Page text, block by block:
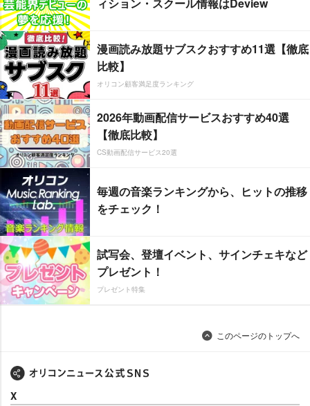
漫画読み放題サブスクおすすめ11選【徹底
比較】
オリコン顧客満足度ランキング
2026年動画配信サービスおすすめ40選
【徹底比較】
CS動画配信サービス20選
毎週の音楽ランキングから、ヒットの推移
をチェック！
試写会、登壇イベント、サインチェキなど
プレゼント！
プレゼント特集
このページのトップへ
X